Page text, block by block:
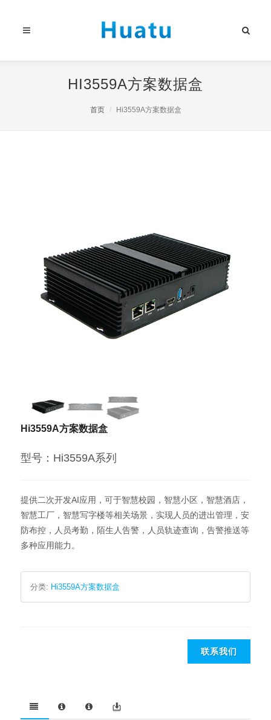
HI3559A方案数据盒
首页 Hi3559A方案数据盒
Hi3559A方案数据盒
型号：Hi3559A系列
提供二次开发AI应用，可于智慧校园，智慧小区，智慧酒店，
智慧工厂，智慧写字楼等相关场景，实现人员的进出管理，安
防布控，人员考勤，陌生人告警，人员轨迹查询，告警推送等
多种应用能力。
分类: Hi3559A方案数据盒
联系我们